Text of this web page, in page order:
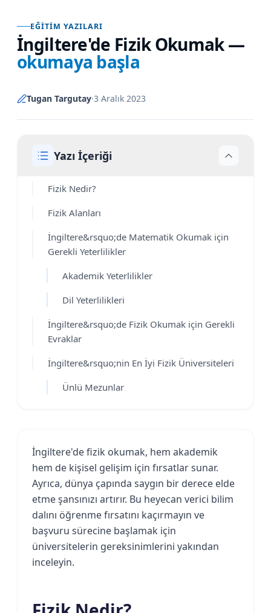
EĞITIM YAZILARI
İngiltere'de Fizik Okumak—
okumaya başla
Tugan Targutay·3 Aralık 2023
Yazı İçeriği
Fizik Nedir?
Fizik Alanları
İngiltere&rsquo;de Matematik Okumak için
Gerekli Yeterlilikler
Akademik Yeterlilikler
Dil Yeterlilikleri
İngiltere&rsquo;de Fizik Okumak için Gerekli
Evraklar
İngiltere&rsquo;nin En İyi Fizik Üniversiteleri
Ünlü Mezunlar
İngiltere'de fizik okumak, hem akademik
hem de kişisel gelişim için fırsatlar sunar.
Ayrıca, dünya çapında saygın bir derece elde
etme şansınızı artırır. Bu heyecan verici bilim
dalını öğrenme fırsatını kaçırmayın ve
başvuru sürecine başlamak için
üniversitelerin gereksinimlerini yakından
inceleyin.